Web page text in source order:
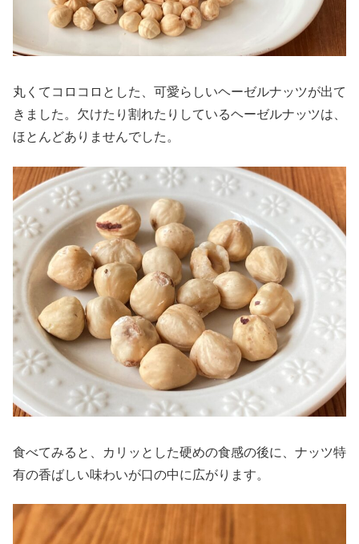
丸くてコロコロとした、可愛らしいヘーゼルナッツが出て
きました。欠けたり割れたりしているヘーゼルナッツは、
ほとんどありませんでした。
食べてみると、カリッとした硬めの食感の後に、ナッツ特
有の香ばしい味わいが口の中に広がります。